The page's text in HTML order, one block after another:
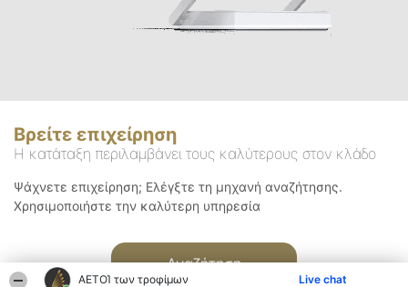
ΑΕΤΟΊ των τροφίμων Live chat
Βρείτε επιχείρηση
Η κατάταξη περιλαμβάνει τους καλύτερους στον κλάδο
Ψάχνετε επιχείρηση; Ελέγξτε τη μηχανή αναζήτησης.
Χρησιμοποιήστε την καλύτερη υπηρεσία
Αναζήτηση